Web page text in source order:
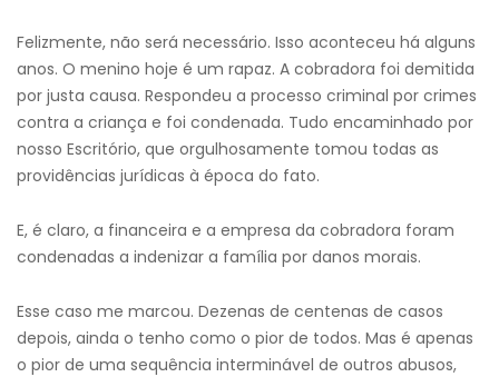
Felizmente, não será necessário. Isso aconteceu há alguns
anos. O menino hoje é um rapaz. A cobradora foi demitida
por justa causa. Respondeu a processo criminal por crimes
contra a criança e foi condenada. Tudo encaminhado por
nosso Escritório, que orgulhosamente tomou todas as
providências jurídicas à época do fato.
E, é claro, a financeira e a empresa da cobradora foram
condenadas a indenizar a família por danos morais.
Esse caso me marcou. Dezenas de centenas de casos
depois, ainda o tenho como o pior de todos. Mas é apenas
o pior de uma sequência interminável de outros abusos,